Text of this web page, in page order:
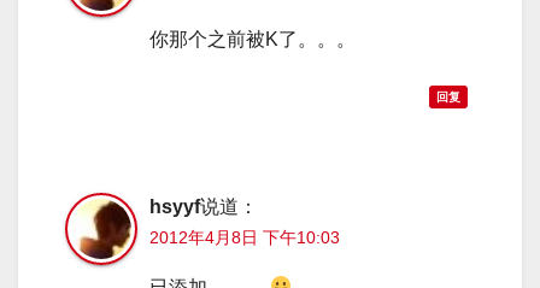
你那个之前被K了。。。
回复
hsyyf说道：
2012年4月8日 下午10:03